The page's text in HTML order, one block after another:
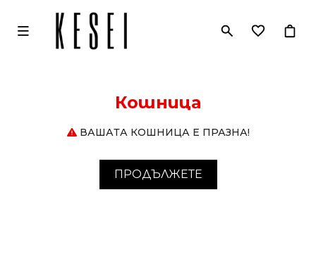
Кошница
ВАШАТА КОШНИЦА Е ПРАЗНА!
ПРОДЪЛЖЕТЕ